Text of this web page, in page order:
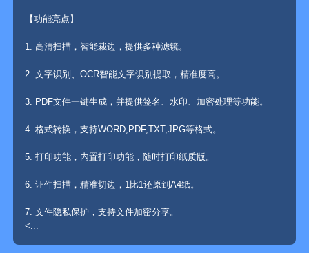
7. 文件隐私保护，支持文件加密分享。
<...